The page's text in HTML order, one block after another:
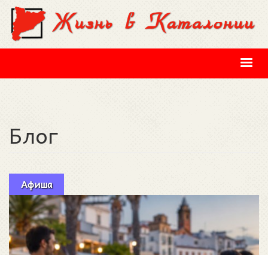
Перейти к основному содержанию
Блог
Афиша